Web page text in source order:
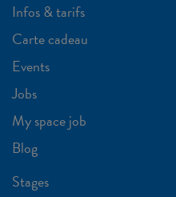
Infos & tarifs
Carte cadeau
Events
Jobs
My space job
Blog
Stages